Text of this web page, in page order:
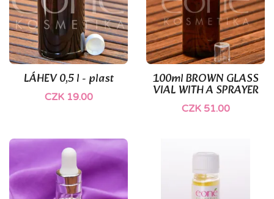
LÁHEV 0,5 l - plast
CZK 19.00
100ml BROWN GLASS
VIAL WITH A SPRAYER
CZK 51.00